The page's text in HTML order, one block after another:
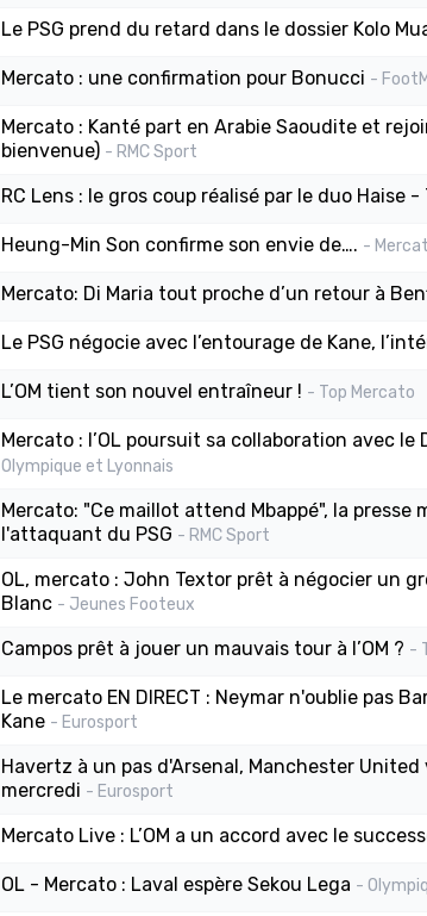
Le PSG prend du retard dans le dossier Kolo
Mercato : une confirmation pour Bonucci -
Mercato : Kanté part en Arabie Saoudite et
bienvenue) - RMC Sport
RC Lens : le gros coup réalisé par le duo Haise -
Heung-Min Son confirme son envie de…. -
Mercato: Di Maria tout proche d’un retour à
Le PSG négocie avec l’entourage de Kane,
L’OM tient son nouvel entraîneur ! - Top Mercato
Mercato : l’OL poursuit sa collaboration avec
Olympique et Lyonnais
Mercato: "Ce maillot attend Mbappé", la
l'attaquant du PSG - RMC Sport
OL, mercato : John Textor prêt à négocier un
Blanc - Jeunes Footeux
Campos prêt à jouer un mauvais tour à l’OM ? -
Le mercato EN DIRECT : Neymar n'oublie pas
Kane - Eurosport
Havertz à un pas d'Arsenal, Manchester
mercredi - Eurosport
Mercato Live : L’OM a un accord avec le
OL - Mercato : Laval espère Sekou Lega -